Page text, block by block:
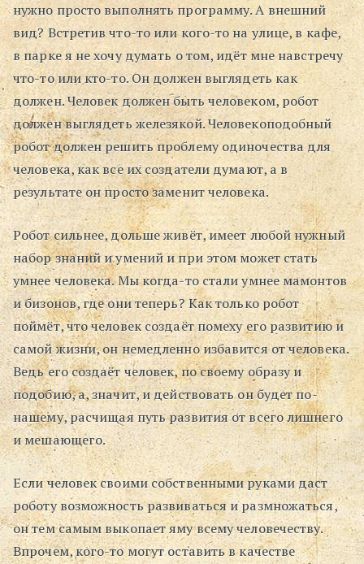
нужно просто выполнять программу. А внешний
вид? Встретив что-то или кого-то на улице, в кафе,
в парке я не хочу думать о том, идёт мне навстречу
что-то или кто-то. Он должен выглядеть как
должен. Человек должен быть человеком, робот
должен выглядеть железякой. Человекоподобный
робот должен решить проблему одиночества для
человека, как все их создатели думают, а в
результате он просто заменит человека.
Робот сильнее, дольше живёт, имеет любой нужный
набор знаний и умений и при этом может стать
умнее человека. Мы когда-то стали умнее мамонтов
и бизонов, где они теперь? Как только робот
поймёт, что человек создаёт помеху его развитию и
самой жизни, он немедленно избавится от человека.
Ведь его создаёт человек, по своему образу и
подобию, а, значит, и действовать он будет по-
нашему, расчищая путь развития от всего лишнего
и мешающего.
Если человек своими собственными руками даст
роботу возможность развиваться и размножаться,
он тем самым выкопает яму всему человечеству.
Впрочем, кого-то могут оставить в качестве